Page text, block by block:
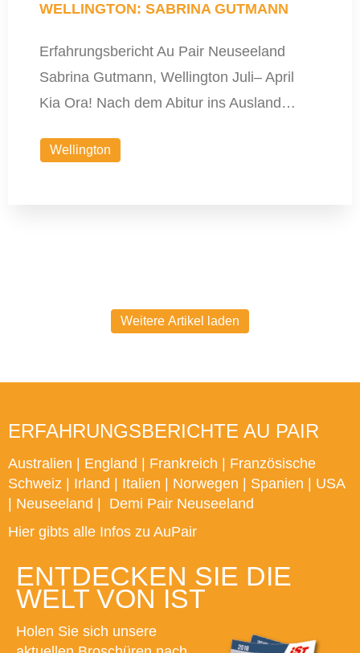
WELLINGTON: SABRINA GUTMANN
Erfahrungsbericht Au Pair Neuseeland
Sabrina Gutmann, Wellington Juli– April
Kia Ora! Nach dem Abitur ins Ausland…
Wellington
Weitere Artikel laden
ERFAHRUNGSBERICHTE AU PAIR
Australien England Frankreich
Französische
Schweiz
Irland Italien Norwegen Spanien
USA
Neuseeland
Demi Pair Neuseeland
Hier gibts alle Infos zu AuPair
ENTDECKEN SIE DIE
WELT VON IST
Holen Sie sich unsere